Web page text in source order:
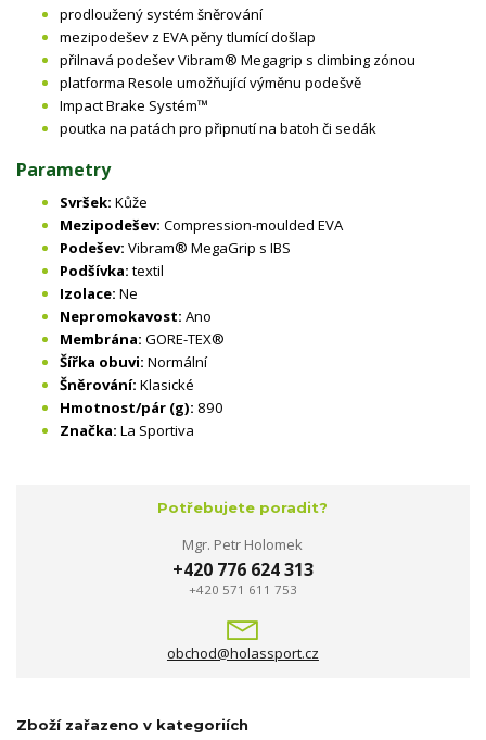
prodloužený systém šněrování
mezipodešev z EVA pěny tlumící došlap
přilnavá podešev Vibram® Megagrip s climbing zónou
platforma Resole umožňující výměnu podešvě
Impact Brake Systém™
poutka na patách pro připnutí na batoh či sedák
Parametry
Svršek: Kůže
Mezipodešev: Compression-moulded EVA
Podešev: Vibram® MegaGrip s IBS
Podšívka: textil
Izolace: Ne
Nepromokavost: Ano
Membrána: GORE-TEX®
Šířka obuvi: Normální
Šněrování: Klasické
Hmotnost/pár (g): 890
Značka: La Sportiva
Potřebujete poradit?
Mgr. Petr Holomek
+420 776 624 313
+420 571 611 753
obchod@holassport.cz
Zboží zařazeno v kategoriích